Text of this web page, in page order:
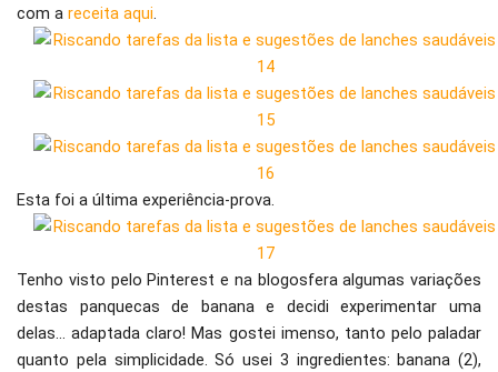
com a receita aqui.
Esta foi a última experiência-prova.
Tenho visto pelo Pinterest e na blogosfera algumas variações
destas panquecas de banana e decidi experimentar uma
delas… adaptada claro! Mas gostei imenso, tanto pelo paladar
quanto pela simplicidade. Só usei 3 ingredientes: banana (2),